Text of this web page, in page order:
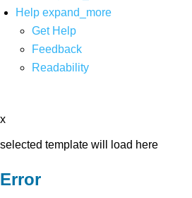
Help expand_more
Get Help
Feedback
Readability
x
selected template will load here
Error